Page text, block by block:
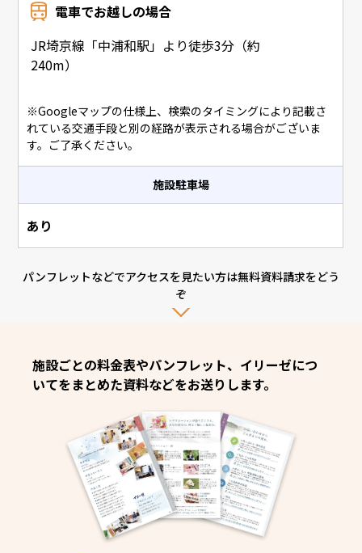
電車でお越しの場合
JR埼京線「中浦和駅」より徒歩3分（約
240m）
※Googleマップの仕様上、検索のタイミングにより記載さ
れている交通手段と別の経路が表示される場合がございま
す。ご了承ください。
施設駐車場
あり
パンフレットなどでアクセスを見たい方は無料資料請求をどう
ぞ
施設ごとの料金表やパンフレット、イリーゼにつ
いてをまとめた資料などをお送りします。